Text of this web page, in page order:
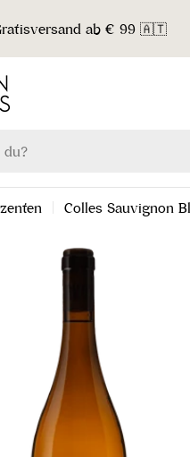
ab € 99 🇦🇹
Colles Sauvignon